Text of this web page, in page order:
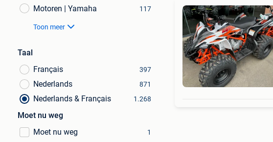
Motoren | Yamaha 117
Toon meer
Taal
Français
397
Nederlands 871
Nederlands & Français 1.268
Moet nu weg
Moet nu weg
1